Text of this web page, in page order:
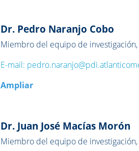
Dr. Pedro Naranjo Cobo
Miembro del equipo de investigación,
E-mail:
Ampliar
Dr. Juan José Macías Morón
Miembro del equipo de investigación,